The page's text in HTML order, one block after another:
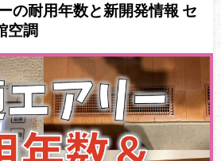
の耐用年数と新開発情報 セ
空調